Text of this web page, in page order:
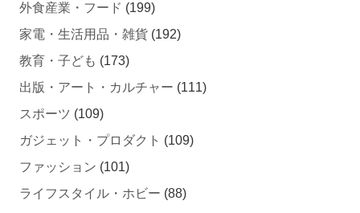
家電・生活用品・雑貨(192)
教育・子ども(173)
出版・アート・カルチャー
スポーツ (109)
ガジェット・プロダクト
ファッション (101)
ライフスタイル・ホビー
酒・飲料 (74)